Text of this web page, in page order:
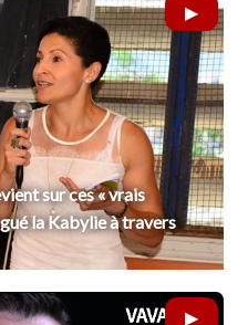
sur ces « vrais
la Kabylie à travers